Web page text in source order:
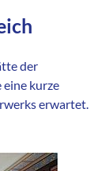
der
eine kurze
erwartet.